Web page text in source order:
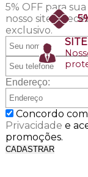
5% OFF para
nosso site e
exclusivo.
Endereço:
Concordo
Privacidade e
promoções.
CADASTRAR